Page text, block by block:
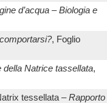
d’acqua – Biologia e
, Foglio
Natrice tassellata,
tessellata – Rapporto